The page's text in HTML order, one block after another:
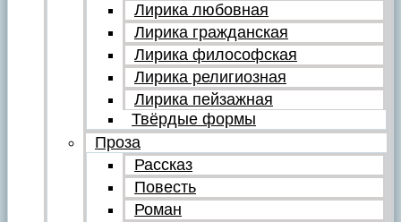
Лирика любовная
Лирика гражданская
Лирика философская
Лирика религиозная
Лирика пейзажная
Твёрдые формы
Проза
Рассказ
Повесть
Роман